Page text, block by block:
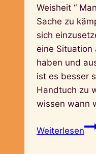
Weisheit “
Sache zu
sich
eine Situation
haben und
ist es besser
Handtuch zu
wissen wann
Weiterlesen